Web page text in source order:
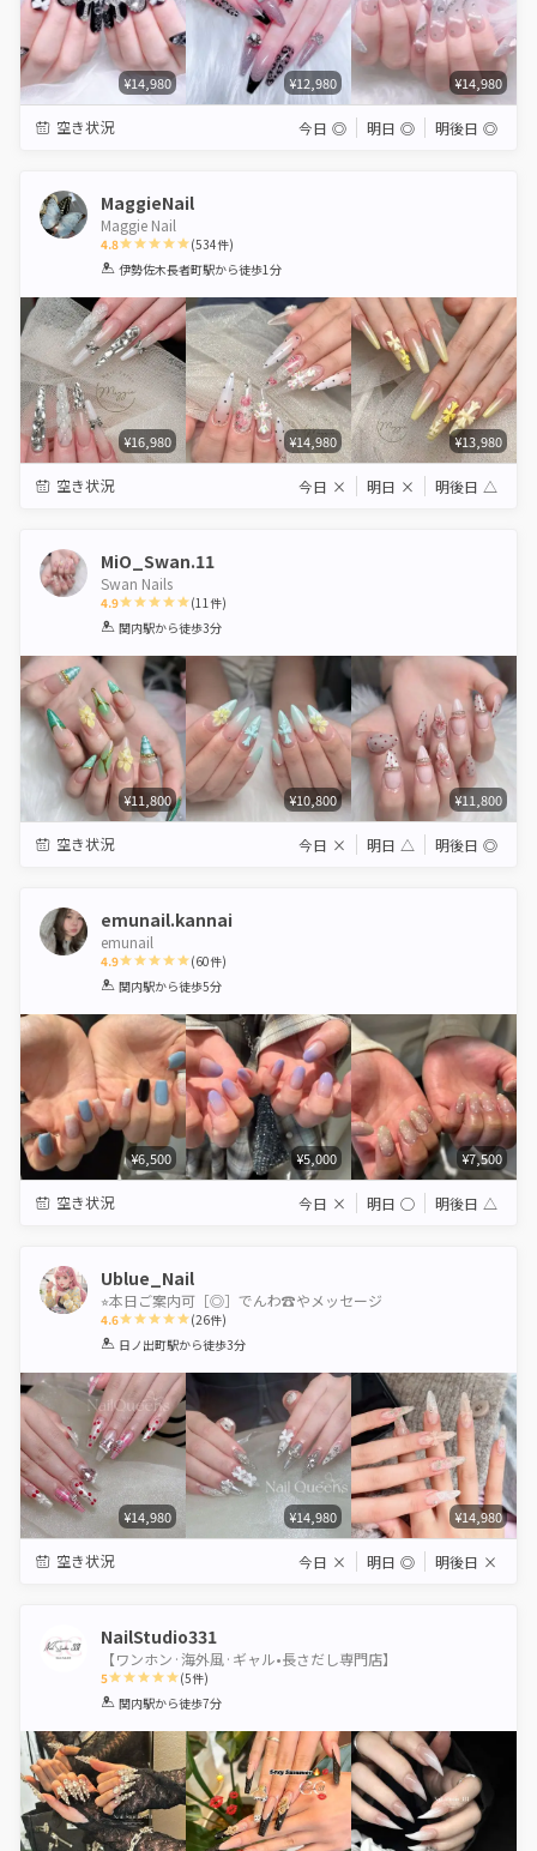
¥14,980 ¥12,980 ¥14,980
空き状況 今日 ◎ 明日 ◎ 明後日 ◎
MaggieNail
Maggie Nail
4.8
1 2 3 4 5
(534件)
伊勢佐木長者町駅から徒歩1分
¥16,980 ¥14,980 ¥13,980
空き状況 今日 × 明日 × 明後日 △
MiO_Swan.11
Swan Nails
4.9
1 2 3 4 5
(11件)
関内駅から徒歩3分
¥11,800 ¥10,800 ¥11,800
空き状況 今日 × 明日 △ 明後日 ◎
emunail.kannai
emunail
4.9
1 2 3 4 5
(60件)
関内駅から徒歩5分
¥6,500 ¥5,000 ¥7,500
空き状況 今日 × 明日 ◯ 明後日 △
Ublue_Nail
⭐︎本日ご案内可［◎］でんわ☎︎やメッセージ
4.6
1 2 3 4 5
(26件)
日ノ出町駅から徒歩3分
¥14,980 ¥14,980 ¥14,980
空き状況 今日 × 明日 ◎ 明後日 ×
NailStudio331
【ワンホン·海外風·ギャル•長さだし専門店】
5
1 2 3 4 5
(5件)
関内駅から徒歩7分